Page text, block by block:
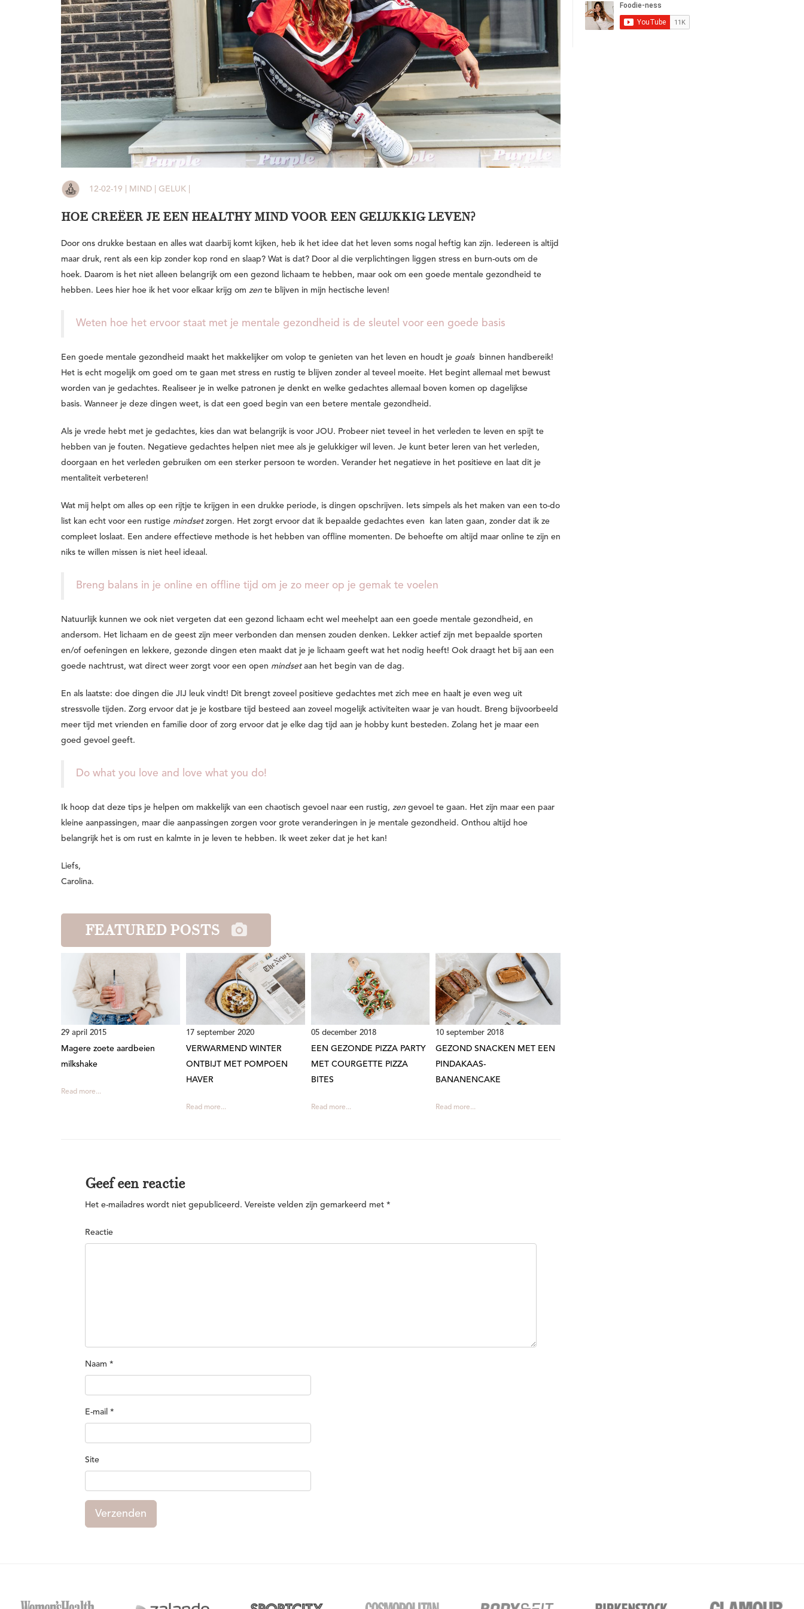
12-02-19 | MIND | GELUK |
HOE CREËER JE EEN HEALTHY MIND VOOR EEN GELUKKIG LEVEN?
Door ons drukke bestaan en alles wat daarbij komt kijken, heb ik het idee dat het leven soms nogal heftig kan zijn. Iedereen is altijd
maar druk, rent als een kip zonder kop rond en slaap? Wat is dat? Door al die verplichtingen liggen stress en burn-outs om de
hoek. Daarom is het niet alleen belangrijk om een gezond lichaam te hebben, maar ook om een goede mentale gezondheid te
hebben. Lees hier hoe ik het voor elkaar krijg om zen te blijven in mijn hectische leven!
Weten hoe het ervoor staat met je mentale gezondheid is de sleutel voor een goede basis
Een goede mentale gezondheid maakt het makkelijker om volop te genieten van het leven en houdt je goalsbinnen handbereik!
Het is echt mogelijk om goed om te gaan met stress en rustig te blijven zonder al teveel moeite. Het begint allemaal met bewust
worden van je gedachtes. Realiseer je in welke patronen je denkt en welke gedachtes allemaal boven komen op dagelijkse
basis. Wanneer je deze dingen weet, is dat een goed begin van een betere mentale gezondheid.
Als je vrede hebt met je gedachtes, kies dan wat belangrijk is voor JOU. Probeer niet teveel in het verleden te leven en spijt te
hebben van je fouten. Negatieve gedachtes helpen niet mee als je gelukkiger wil leven. Je kunt beter leren van het verleden,
doorgaan en het verleden gebruiken om een sterker persoon te worden. Verander het negatieve in het positieve en laat dit je
mentaliteit verbeteren!
Wat mij helpt om alles op een rijtje te krijgen in een drukke periode, is dingen opschrijven. Iets simpels als het maken van een to-do
list kan echt voor een rustige mindsetzorgen. Het zorgt ervoor dat ik bepaalde gedachtes even kan laten gaan, zonder dat ik ze
compleet loslaat. Een andere effectieve methode is het hebben van offline momenten. De behoefte om altijd maar online te zijn en
niks te willen missen is niet heel ideaal.
Breng balans in je online en offline tijd om je zo meer op je gemak te voelen
Natuurlijk kunnen we ook niet vergeten dat een gezond lichaam echt wel meehelpt aan een goede mentale gezondheid, en
andersom. Het lichaam en de geest zijn meer verbonden dan mensen zouden denken. Lekker actief zijn met bepaalde sporten
en/of oefeningen en lekkere, gezonde dingen eten maakt dat je je lichaam geeft wat het nodig heeft! Ook draagt het bij aan een
goede nachtrust, wat direct weer zorgt voor een open mindsetaan het begin van de dag.
En als laatste: doe dingen die JIJ leuk vindt! Dit brengt zoveel positieve gedachtes met zich mee en haalt je even weg uit
stressvolle tijden. Zorg ervoor dat je je kostbare tijd besteed aan zoveel mogelijk activiteiten waar je van houdt. Breng bijvoorbeeld
meer tijd met vrienden en familie door of zorg ervoor dat je elke dag tijd aan je hobby kunt besteden. Zolang het je maar een
goed gevoel geeft.
Do what you love and love what you do!
Ik hoop dat deze tips je helpen om makkelijk van een chaotisch gevoel naar een rustig, zen gevoel te gaan. Het zijn maar een paar
kleine aanpassingen, maar die aanpassingen zorgen voor grote veranderingen in je mentale gezondheid. Onthou altijd hoe
belangrijk het is om rust en kalmte in je leven te hebben. Ik weet zeker dat je het kan!
Liefs,
Carolina.
FEATURED POSTS
29 april 2015
Magere zoete aardbeien
milkshake
Read more...
17 september 2020
VERWARMEND WINTER
ONTBIJT MET POMPOEN
HAVER
Read more...
05 december 2018
EEN GEZONDE PIZZA PARTY
MET COURGETTE PIZZA
BITES
Read more...
10 september 2018
GEZOND SNACKEN MET EEN
PINDAKAAS-
BANANENCAKE
Read more...
Geef een reactie
Het e-mailadres wordt niet gepubliceerd. Vereiste velden zijn gemarkeerd met *
Reactie
Naam *
E-mail *
Site
Verzenden